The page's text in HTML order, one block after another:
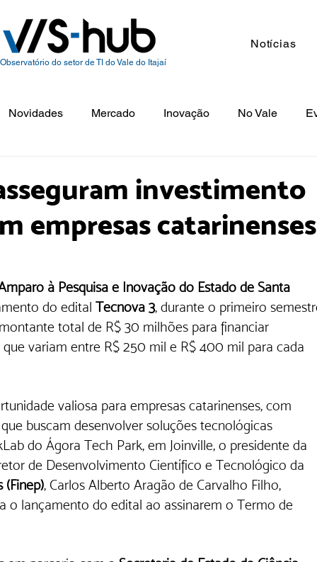
Observatório do setor de TI do Vale do Itajaí
Notícias
Novidades Mercado Inovação No Vale
investimento
empresas catarinenses
à Pesquisa e Inovação do Estado de Santa
do edital Tecnova 3, durante o primeiro
total de R$ 30 milhões para financiar
variam entre R$ 250 mil e R$ 400 mil para cada
valiosa para empresas catarinenses, com
buscam desenvolver soluções tecnológicas
do Ágora Tech Park, em Joinville, o presidente da
de Desenvolvimento Científico e Tecnológico da
(Finep), Carlos Alberto Aragão de Carvalho Filho,
o lançamento do edital ao assinarem o Termo de